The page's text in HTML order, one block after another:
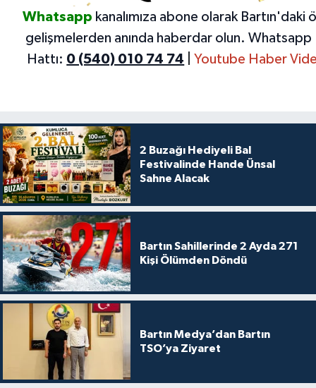
Whatsapp kanalımıza abone olarak Bartın'daki
gelişmelerden anında haberdar olun. Whatsapp
Hattı: 0 (540) 010 74 74 Youtube Haber
2 Buzağı Hediyeli Bal
Festivalinde Hande Ünsal
Sahne Alacak
Bartın Sahillerinde 2 Ayda 271
Kişi Ölümden Döndü
Bartın Medya’dan Bartın
TSO’ya Ziyaret